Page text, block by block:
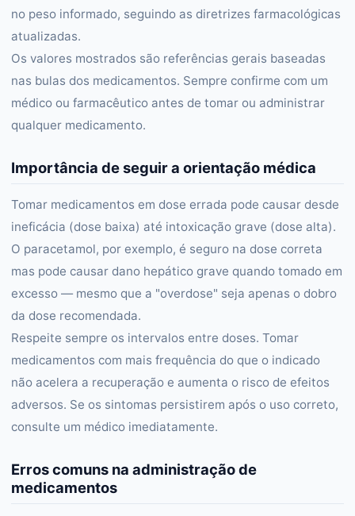
no peso informado, seguindo as diretrizes farmacológicas
atualizadas.
Os valores mostrados são referências gerais baseadas
nas bulas dos medicamentos. Sempre confirme com um
médico ou farmacêutico antes de tomar ou administrar
qualquer medicamento.
Importância de seguir a orientação médica
Tomar medicamentos em dose errada pode causar desde
ineficácia (dose baixa) até intoxicação grave (dose alta).
O paracetamol, por exemplo, é seguro na dose correta
mas pode causar dano hepático grave quando tomado em
excesso — mesmo que a "overdose" seja apenas o dobro
da dose recomendada.
Respeite sempre os intervalos entre doses. Tomar
medicamentos com mais frequência do que o indicado
não acelera a recuperação e aumenta o risco de efeitos
adversos. Se os sintomas persistirem após o uso correto,
consulte um médico imediatamente.
Erros comuns na administração de
medicamentos